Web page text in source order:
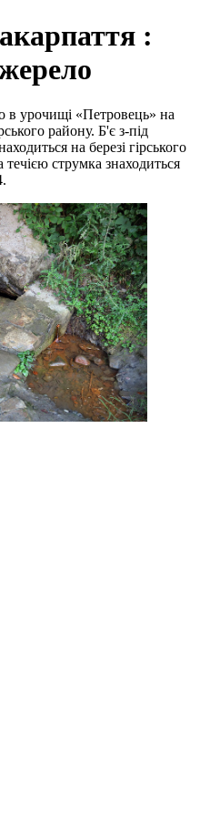
:
в урочищі «Петровець» на
району. Б'є з-під
на березі гірського
струмка знаходиться